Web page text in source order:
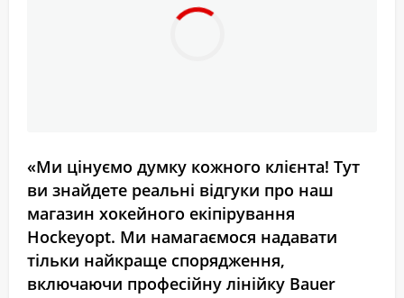
«Ми цінуємо думку кожного клієнта! Тут
ви знайдете реальні відгуки про наш
магазин хокейного екіпірування
Hockeyopt. Ми намагаємося надавати
тільки найкраще спорядження,
включаючи професійну лінійку Bauer